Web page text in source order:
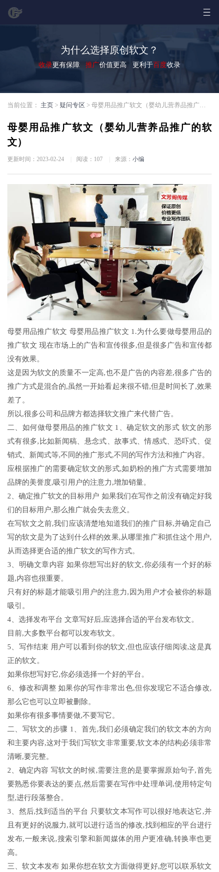
为什么选择原创软文？
收录更有保障 推广价值更高 更利于百度收录
当前位置： 主页 > 疑问专区 > 母婴用品推广软文（婴幼儿营养品推广的软文）
母婴用品推广软文（婴幼儿营养品推广的软
文）
更新时间：2023-02-24 阅读： 107 来源： 小编
母婴用品推广软文 母婴用品推广软文 1.为什么要做母婴用品的
推广软文 现在市场上的广告和宣传很多,但是很多广告和宣传都
没有效果。
这是因为软文的质量不一定高,也不是广告的内容差,很多广告的
推广方式是混合的,虽然一开始看起来很不错,但是时间长了,效果
差了。
所以,很多公司和品牌方都选择软文推广来代替广告。
二、如何做母婴用品的推广软文 1、确定软文的形式 软文的形
式有很多,比如新闻稿、悬念式、故事式、情感式、恐吓式、促
销式、新闻式等,不同的推广形式,不同的写作方法和推广内容。
应根据推广的需要确定软文的形式,如奶粉的推广方式需要增加
品牌的美誉度,吸引用户的注意力,增加销量。
2、确定推广软文的目标用户 如果我们在写作之前没有确定好我
们的目标用户,那么推广就会失去意义。
在写软文之前,我们应该清楚地知道我们的推广目标,并确定自己
写的软文是为了达到什么样的效果,从哪里推广和抓住这个用户,
从而选择更合适的推广软文的写作方式。
3、明确文章内容 如果你想写出好的软文,你必须有一个好的标
题,内容也很重要。
只有好的标题才能吸引用户的注意力,因为用户才会被你的标题
吸引。
4、选择发布平台 文章写好后,应选择合适的平台发布软文。
目前,大多数平台都可以发布软文。
5、写作结束 用户可以看到你的软文,但也应该仔细阅读,这是真
正的软文。
如果你想写好它,你必须选择一个好的平台。
6、修改和调整 如果你的写作非常出色,但你发现它不适合修改,
那么它也可以立即被删除。
如果你有很多事情要做,不要写它。
二、写软文的步骤 1、首先,我们必须确定我们的软文本的方向
和主要内容,这对于我们写软文非常重要,软文本的结构必须非常
清晰,要完整。
2、确定内容 写软文的时候,需要注意的是要掌握原始句子,首先
要熟悉你要表达的要点,然后需要在写作中处理单词,使用特定句
型,进行段落整合。
3、然后,找到适当的平台 只要软文本写作可以很好地表达它,并
且有更好的说服力,就可以进行适当的修改,找到相应的平台进行
发布,一般来说,搜索引擎和新闻媒体的用户更准确,转换率也更
高。
三、软文本发布 如果你想在软文方面做得更好,您可以联系软文